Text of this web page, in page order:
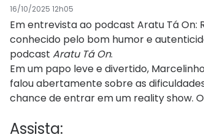
16/10/2025 12h05
Em entrevista ao podcast Aratu Tá On:
conhecido pelo bom humor e
podcast Aratu Tá On.
Em um papo leve e divertido,
falou abertamente sobre as
chance de entrar em um reality show.
Assista: